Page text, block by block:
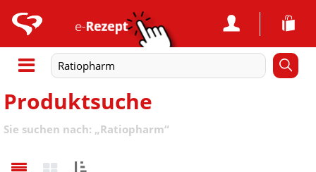
Produktsuche
Sie suchen nach: „Ratiopharm“